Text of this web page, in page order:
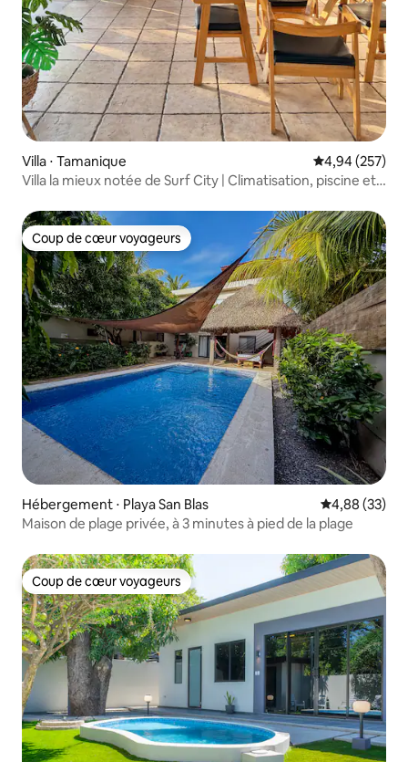
Villa ⋅ Tamanique Évaluation
4,94 (257)
Villa la mieux notée de Surf City | Climatisation, piscine et
Coup de cœur voyageurs
Coup de cœur voyageurs
Hébergement ⋅ Playa San Blas Évaluation
4,88 (33)
Maison de plage privée, à 3 minutes à pied de la plage
Coup de cœur voyageurs
Coup de cœur voyageurs